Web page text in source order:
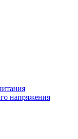
напряжения